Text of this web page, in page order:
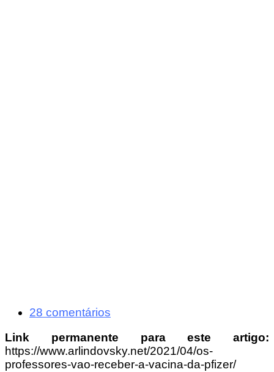
28 comentários
Link permanente para este artigo:
https://www.arlindovsky.net/2021/04/os-
professores-vao-receber-a-vacina-da-pfizer/